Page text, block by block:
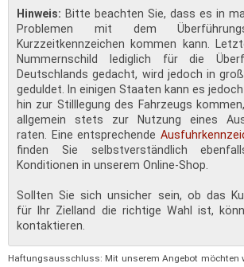
Hinweis: Bitte beachten Sie, dass es in
Problemen mit dem
Kurzzeitkennzeichen kommen kann.
Nummernschild lediglich für die
Deutschlands gedacht, wird jedoch in
geduldet. In einigen Staaten kann es
hin zur Stilllegung des Fahrzeugs
allgemein stets zur Nutzung eines
raten. Eine entsprechende
finden Sie selbstverständlich
Konditionen in unserem Online-Shop.
Sollten Sie sich unsicher sein, ob das
für Ihr Zielland die richtige Wahl ist,
kontaktieren.
Haftungsausschluss: Mit unserem Angebot möchten